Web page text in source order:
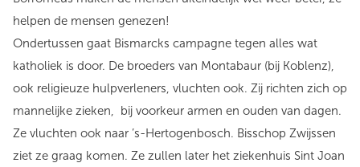
helpen de mensen genezen!
Ondertussen gaat Bismarcks campagne tegen alles wat
katholiek is door. De broeders van Montabaur (bij Koblenz),
ook religieuze hulpverleners, vluchten ook. Zij richten zich op
mannelijke zieken, bij voorkeur armen en ouden van dagen.
Ze vluchten ook naar ’s-Hertogenbosch. Bisschop Zwijssen
ziet ze graag komen. Ze zullen later het ziekenhuis Sint Joan